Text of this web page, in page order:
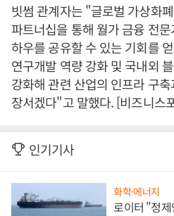
빗썸 관계자는 "글로벌 가상화
파트너십을 통해 월가 금융 전
하우를 공유할 수 있는 기회를
연구개발 역량 강화 및 국내외
강화해 관련 산업의 인프라 구
장서겠다"고 말했다. [비즈니스
인기기사
화학·에너지
로이터 "정제